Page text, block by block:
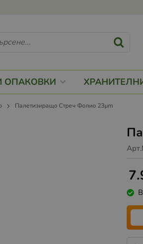
ОПАКОВКИ
Палетизиращо Стреч Фолио 23µm